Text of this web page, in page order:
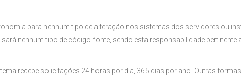
para nenhum tipo de alteração nos sistemas dos servidores ou
nenhum tipo de código-fonte, sendo esta responsabilidade
recebe solicitações 24 horas por dia, 365 dias por ano. Outras